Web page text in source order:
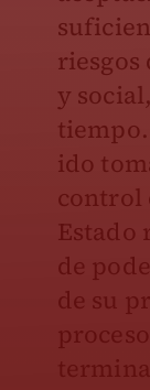
y
ido
control
Estado
de
de su